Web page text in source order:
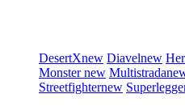
DesertXnew Diavelnew
Monsternew Multistrada
Streetfighternew